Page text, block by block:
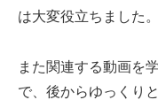
は大変役立ちました。
また関連する動画を
で、後からゆっくり